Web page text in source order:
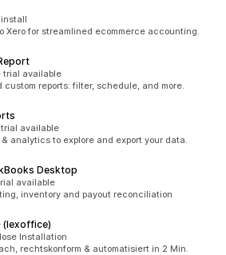
件
install
Xero for streamlined ecommerce accounting.
件
trial available
custom reports: filter, schedule, and more.
件
trial available
& analytics to explore and export your data.
Desktop
件available
inventory and payout reconciliation
(lexoffice)
件
Installation
rechtskonform & automatisiert in 2 Min.